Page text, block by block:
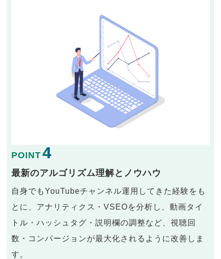
POINT 4
最新のアルゴリズム理解とノウハウ
自身でもYouTubeチャンネル運用してきた経験をも
とに、アナリティクス・VSEOを分析し、動画タイ
トル・ハッシュタグ・説明欄の調整など、視聴回
数・コンバージョンが最大化されるように改善しま
す。